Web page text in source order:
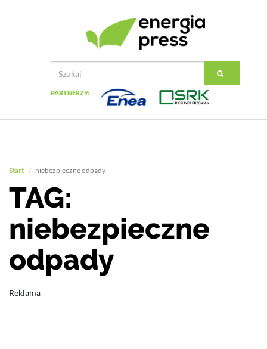
PARTNERZY:
Start niebezpieczne odpady
TAG:
niebezpieczne
odpady
Reklama